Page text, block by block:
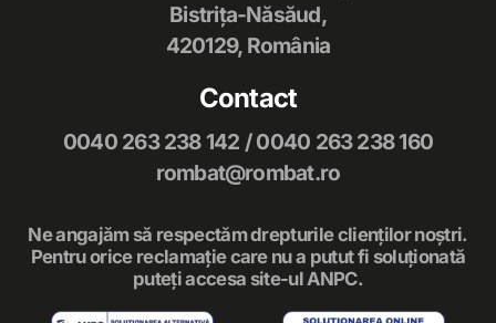
Bistriţa-Năsăud,
420129, România
Contact
0040 263 238 142 /0040 263 238 160
rombat@rombat.ro
Ne angajăm să respectăm drepturile clienților noștri.
Pentru orice reclamație care nu a putut fi soluționată
puteți accesa site-ul ANPC.